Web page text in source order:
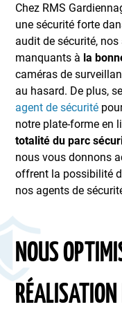
Chez RMS
une sécurité forte
audit de sécurité,
manquants à la
caméras de
au hasard. De plus,
agent de sécurité
notre plate-forme en
totalité du parc
nous vous donnons
offrent la possibilité
nos agents de
NOUS
RÉALISATION